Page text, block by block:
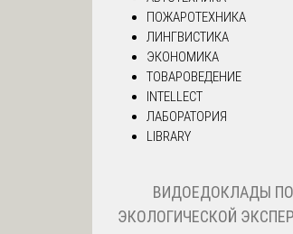
ПОЖАРОТЕХНИКА
ЛИНГВИСТИКА
ЭКОНОМИКА
ТОВАРОВЕДЕНИЕ
INTELLECT
ЛАБОРАТОРИЯ
LIBRARY
ВИДОЕДОКЛАДЫ ПО
ЭКОЛОГИЧЕСКОЙ